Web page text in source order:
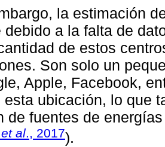
la estimación
debido a la falta de
de estos
Son solo un
Apple, Facebook,
esta ubicación, lo que
de fuentes de
et al., 2017).